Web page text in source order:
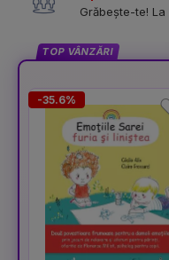
Grăbește-te!
TOP VÂNZĂRI
-35.6%